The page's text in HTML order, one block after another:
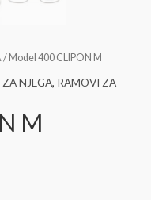
/ Model 400 CLIPON M
NJEGA, RAMOVI ZA
M